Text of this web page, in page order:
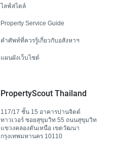
ไลฟ์สไตล์
Property Service Guide
คำศัพท์ที่ควรรู้เกี่ยวกับอสังหาฯ
แผนผังเว็บไซต์
PropertyScout Thailand
117/17 ชั้น 15 อาคารปานจิตต์
ทาวเวอร์ ซอยสุขุมวิท 55 ถนนสุขุมวิท
แขวงคลองตันเหนือ เขตวัฒนา
กรุงเทพมหานคร 10110